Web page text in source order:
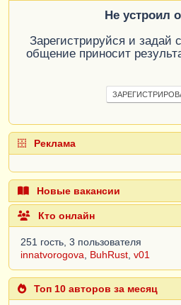
Не устроил
Зарегистрируйся и задай
общение приносит
Реклама
Новые вакансии
Кто онлайн
251 гость, 3 пользователя
innatvorogova, BuhRust, v01
Топ 10 авторов за месяц